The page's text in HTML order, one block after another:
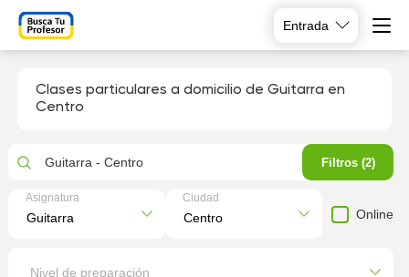
Entrada
Clases particulares a domicilio de Guitarra en
Centro
Guitarra - Centro Filtros (2)
Asignatura Ciudad
Online
Nivel de preparación